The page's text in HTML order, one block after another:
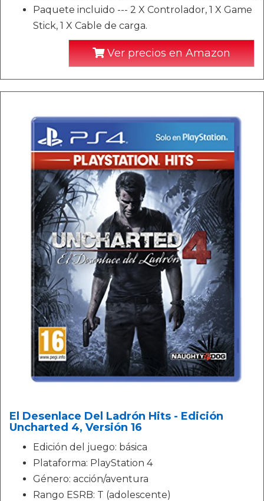
Paquete incluido --- 2 X Controlador, 1 X Game
Stick, 1 X Cable de carga.
Ver precios en Amazon
El Desenlace Del Ladrón Hits - Edición
Uncharted 4, Versión 16
Edición del juego: básica
Plataforma: PlayStation 4
Género: acción/aventura
Rango ESRB: T (adolescente)